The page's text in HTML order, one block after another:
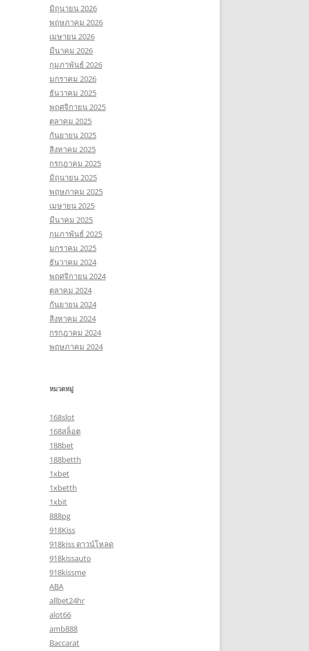
มิถุนายน 2026
พฤษภาคม 2026
เมษายน 2026
มีนาคม 2026
กุมภาพันธ์ 2026
มกราคม 2026
ธันวาคม 2025
พฤศจิกายน 2025
ตุลาคม 2025
กันยายน 2025
สิงหาคม 2025
กรกฎาคม 2025
มิถุนายน 2025
พฤษภาคม 2025
เมษายน 2025
มีนาคม 2025
กุมภาพันธ์ 2025
มกราคม 2025
ธันวาคม 2024
พฤศจิกายน 2024
ตุลาคม 2024
กันยายน 2024
สิงหาคม 2024
กรกฎาคม 2024
พฤษภาคม 2024
หมวดหมู่
168slot
168สล็อต
188bet
188betth
1xbet
1xbetth
1xbit
888pg
918Kiss
918kiss ดาวน์โหลด
918kissauto
918kissme
ABA
allbet24hr
alot66
amb888
Baccarat